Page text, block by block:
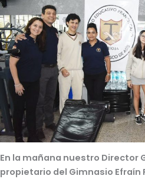
En la mañana nuestro Director
propietario del Gimnasio Efraín